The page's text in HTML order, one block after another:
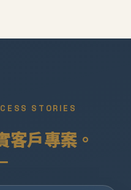
STORIES
客戶專案。